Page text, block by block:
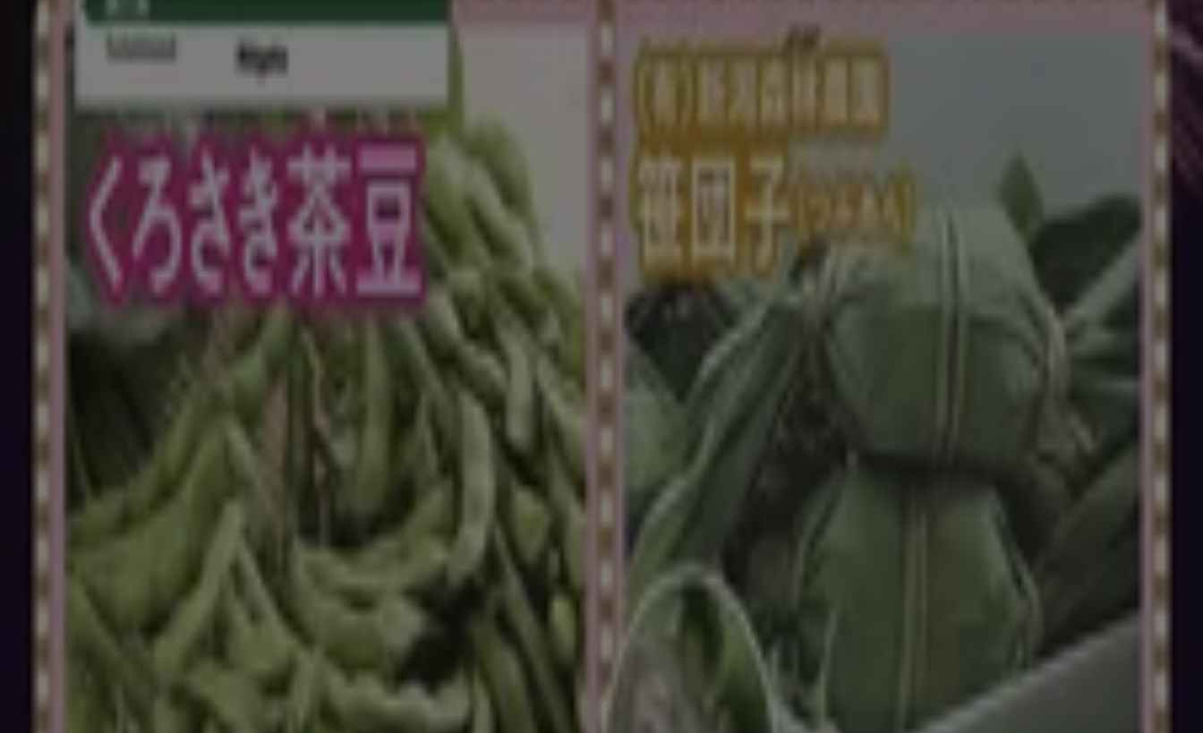
248 m
東京都台東区東上野5-17-11, 台東区
マルエツ
東京都台東区浅草4-23-8, 台東区
1.2 km
営業中
マルエツ
東京都台東区柳橋2-15-5, 台東区
1.4 km
営業中